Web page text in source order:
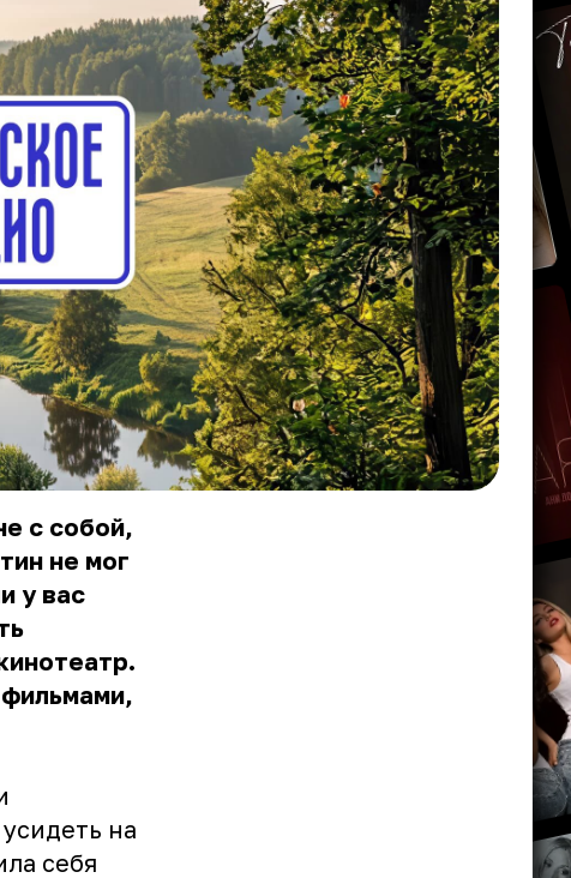
с собой,
не мог
у вас
на
себя